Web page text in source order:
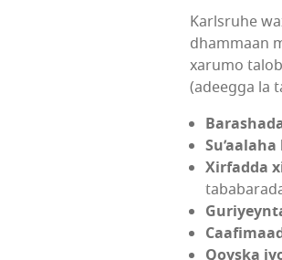
Karlsruhe
dhammaan
xarumo
(adeegga la
Xirfadda